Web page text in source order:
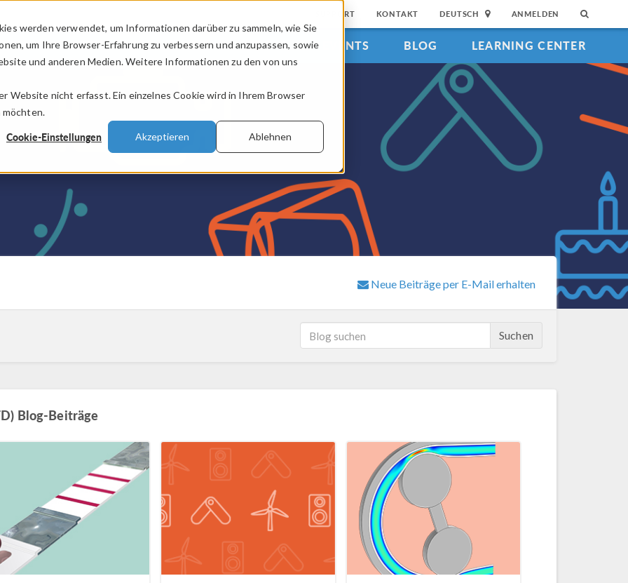
werden verwendet, um Informationen darüber zu sammeln, wie Sie
um Ihre Browser-Erfahrung zu verbessern und anzupassen, sowie
und anderen Medien. Weitere Informationen zu den von uns
Website nicht erfasst. Ein einzelnes Cookie wird in Ihrem Browser
möchten.
Cookie-Einstellungen Akzeptieren Ablehnen
SUPPORT KONTAKT DEUTSCH ANMELDEN
PRODUKTE BRANCHEN VIDEOS EVENTS BLOG LEARNING CENTER
Neue Beiträge per E-Mail erhalten
Suchen
Blog-Beiträge